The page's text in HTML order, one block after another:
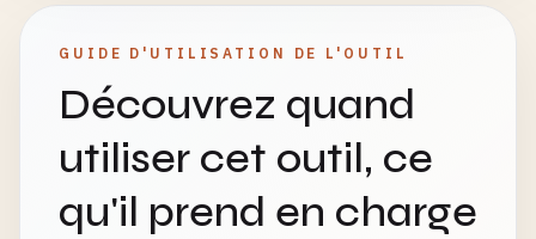
GUIDE D'UTILISATION DE L'OUTIL
Découvrez quand
utiliser cet outil, ce
qu'il prend en charge